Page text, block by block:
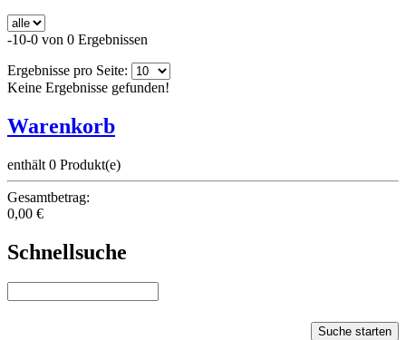
-10-0 von 0 Ergebnissen
Ergebnisse pro Seite:
Keine Ergebnisse gefunden!
Warenkorb
enthält 0 Produkt(e)
Gesamtbetrag:
0,00 €
Schnellsuche
Suche starten